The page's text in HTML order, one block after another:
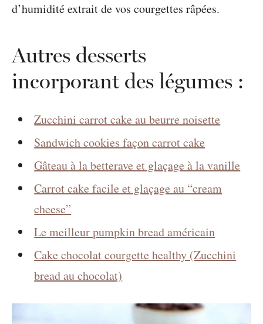
d’humidité extrait de vos courgettes râpées.
Autres desserts
incorporant des légumes :
Zucchini carrot cake au beurre noisette
Sandwich cookies façon carrot cake
Gâteau à la betterave et glaçage à la vanille
Carrot cake facile et glaçage au “cream
cheese”
Le meilleur pumpkin bread américain
Cake chocolat courgette healthy (Zucchini
bread au chocolat)